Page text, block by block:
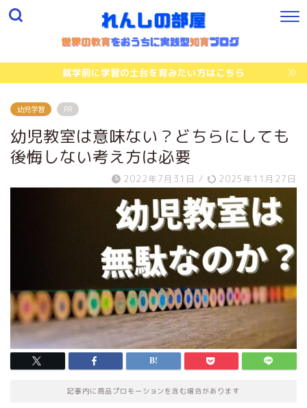
就学前に学習の土台を育みたい方はこちら
幼児学習 PR
幼児教室は意味ない？どちらにしても
後悔しない考え方は必要
2022年7月31日 / 2025年11月27日
記事内に商品プロモーションを含む場合があります